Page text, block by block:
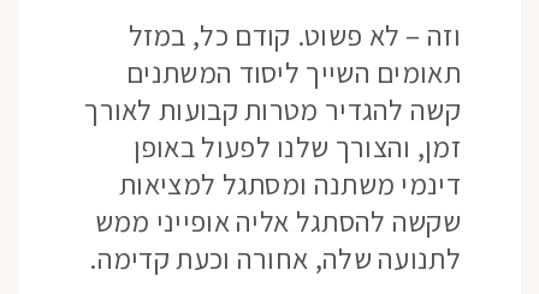
וזה – לא פשוט. קודם כל, במזל
תאומים השייך ליסוד המשתנים
קשה להגדיר מטרות קבועות לאורך
זמן, והצורך שלנו לפעול באופן
דינמי משתנה ומסתגל למציאות
שקשה להסתגל אליה אופייני ממש
לתנועה שלה, אחורה וכעת קדימה.